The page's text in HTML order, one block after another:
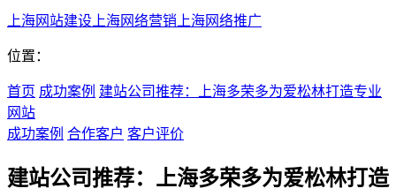
上海网站建设 上海网络营销 上海网络推广
位置：
首页 成功案例 建站公司推荐：上海多荣多为爱松林打造专业
网站
成功案例 合作客户 客户评价
建站公司推荐：上海多荣多为爱松林打造